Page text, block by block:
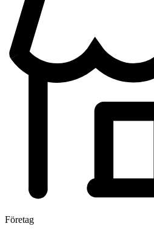
Företag